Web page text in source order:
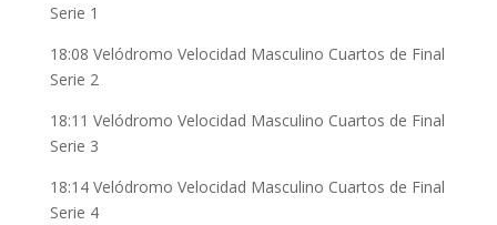
Serie 1
18:08 Velódromo Velocidad Masculino Cuartos de Final
Serie 2
18:11 Velódromo Velocidad Masculino Cuartos de Final
Serie 3
18:14 Velódromo Velocidad Masculino Cuartos de Final
Serie 4